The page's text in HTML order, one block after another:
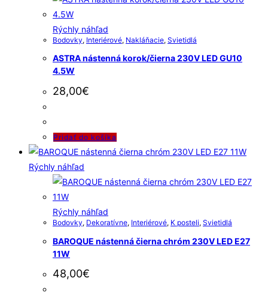
Rýchly náhľad
Bodovky, Interiérové, Nakláňacie, Svietidlá
ASTRA nástenná korok/čierna 230V LED GU10
4.5W
28,00€
Pridať do košíka
Rýchly náhľad
Rýchly náhľad
Bodovky, Dekoratívne, Interiérové, K posteli, Svietidlá
BAROQUE nástenná čierna chróm 230V LED E27
11W
48,00€